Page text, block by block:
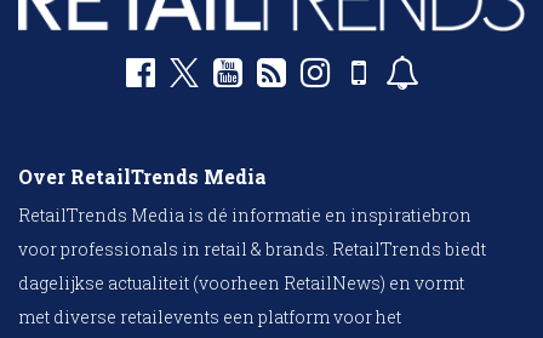
Over RetailTrends Media
RetailTrends Media is dé informatie en inspiratiebron
voor professionals in retail & brands. RetailTrends biedt
dagelijkse actualiteit (voorheen RetailNews) en vormt
met diverse retailevents een platform voor het